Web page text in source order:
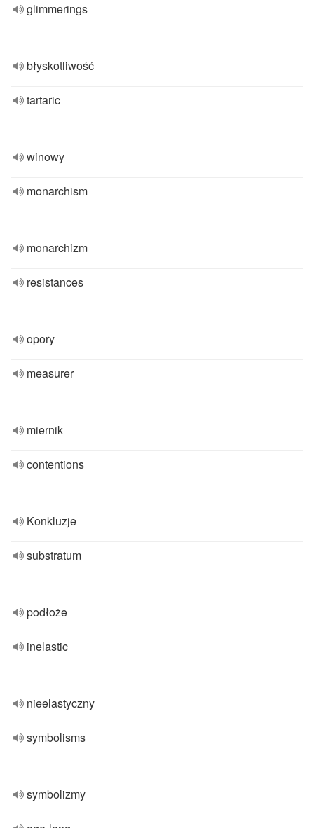
glimmerings
błyskotliwość
tartaric
winowy
monarchism
monarchizm
resistances
opory
measurer
miernik
contentions
Konkluzje
substratum
podłoże
inelastic
nieelastyczny
symbolisms
symbolizmy